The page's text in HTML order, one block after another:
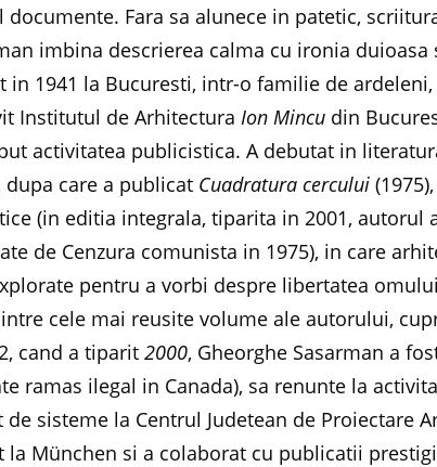
documente. Fara sa alunece in patetic,
imbina descrierea calma cu ironia duioasa
in 1941 la Bucuresti, intr-o familie de ardeleni,
Institutul de ArhitecturaIon Mincu din
activitatea publicistica. A debutat in
dupa care a publicat Cuadratura cercului
(in editia integrala, tiparita in 2001, autorul
de Cenzura comunista in 1975), in care
pentru a vorbi despre libertatea
cele mai reusite volume ale autorului,
cand a tiparit2000, Gheorghe Sasarman a
ramas ilegal in Canada), sa renunte la
de sisteme la Centrul Judetean de Proiectare
la München si a colaborat cu publicatii